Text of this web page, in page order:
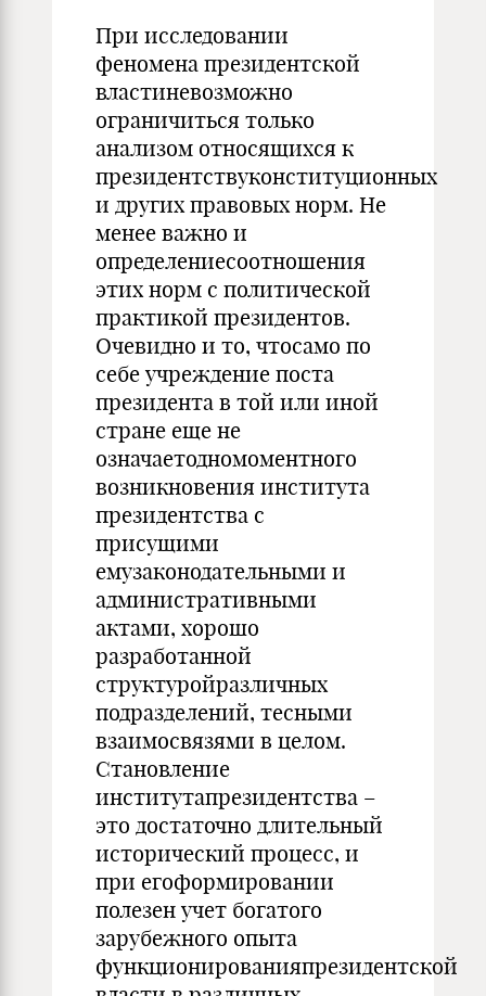
При исследовании
феномена президентской
властиневозможно
ограничиться только
анализом относящихся к
президентствуконституционных
и других правовых норм. Не
менее важно и
определениесоотношения
этих норм с политической
практикой президентов.
Очевидно и то, чтосамо по
себе учреждение поста
президента в той или иной
стране еще не
означаетодномоментного
возникновения института
президентства с
присущими
емузаконодательными и
административными
актами, хорошо
разработанной
структуройразличных
подразделений, тесными
взаимосвязями в целом.
Становление
институтапрезидентства –
это достаточно длительный
исторический процесс, и
при егоформировании
полезен учет богатого
зарубежного опыта
функционированияпрезидентской